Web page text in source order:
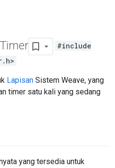
Timer
#include
Lapisan Sistem Weave, yang
timer satu kali yang sedang
yang tersedia untuk